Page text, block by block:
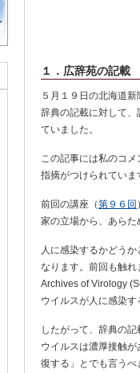
１．広辞苑の記載
５月１９日の北海道
辞典の記載に対して
ていました。
この記事には私のコ
指摘がつけられてい
前回の講座（第９６回
家の立場から、あら
人に感染するかどう
なります。前回も触
Archives of Virology
ウイルスが人に感染
したがって、辞典の
ウイルスは濃厚接触
復する」とでも言う